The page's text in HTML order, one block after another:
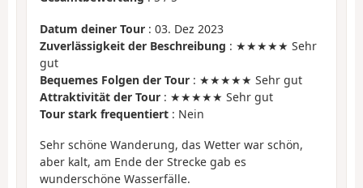
Datum deiner Tour : 03. Dez 2023
Zuverlässigkeit der Beschreibung : ★★★★★ Sehr
gut
Bequemes Folgen der Tour : ★★★★★ Sehr gut
Attraktivität der Tour : ★★★★★ Sehr gut
Tour stark frequentiert : Nein
Sehr schöne Wanderung, das Wetter war schön,
aber kalt, am Ende der Strecke gab es
wunderschöne Wasserfälle.